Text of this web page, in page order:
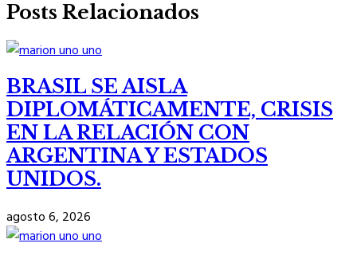
Posts Relacionados
BRASIL SE AISLA
DIPLOMÁTICAMENTE, CRISIS
EN LA RELACIÓN CON
ARGENTINA Y ESTADOS
UNIDOS.
agosto 6, 2026